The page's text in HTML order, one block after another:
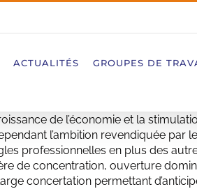
ACTUALITÉS GROUPES DE
de l’économie et la
l’ambition revendiquée par
professionnelles en plus des
de concentration, ouverture
concertation permettant